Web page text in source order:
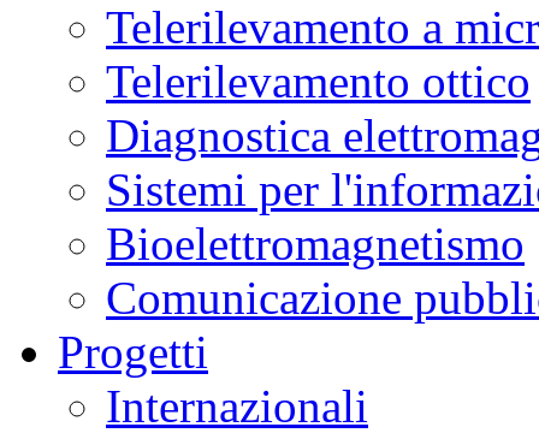
Telerilevamento a
Telerilevamento ottico
Diagnostica
Sistemi per
Bioelettromagnetismo
Comunicazione
Progetti
Internazionali